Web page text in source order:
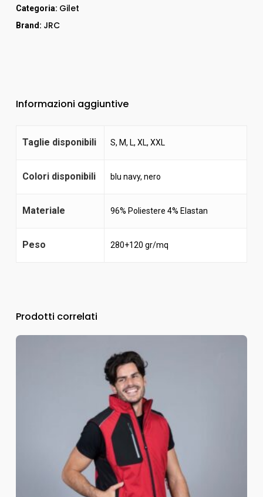
Categoria: Gilet
Brand: JRC
Informazioni aggiuntive
Taglie disponibili S, M, L, XL, XXL
Colori disponibili blu navy, nero
Materiale 96% Poliestere 4% Elastan
Peso 280+120 gr/mq
Prodotti correlati